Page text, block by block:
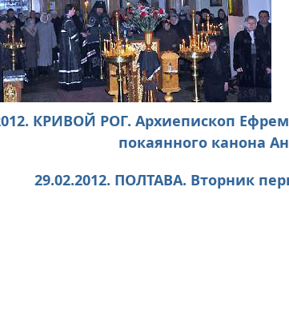
КРИВОЙ РОГ. Архиепископ
покаянного канона
29.02.2012. ПОЛТАВА. Вторник